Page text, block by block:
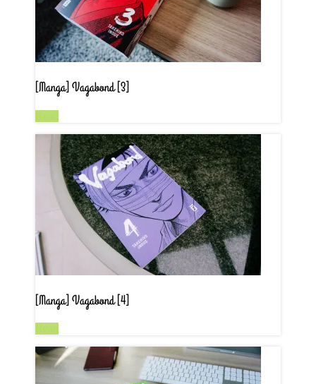
[Manga] Vagabond [3]
[Manga] Vagabond [4]